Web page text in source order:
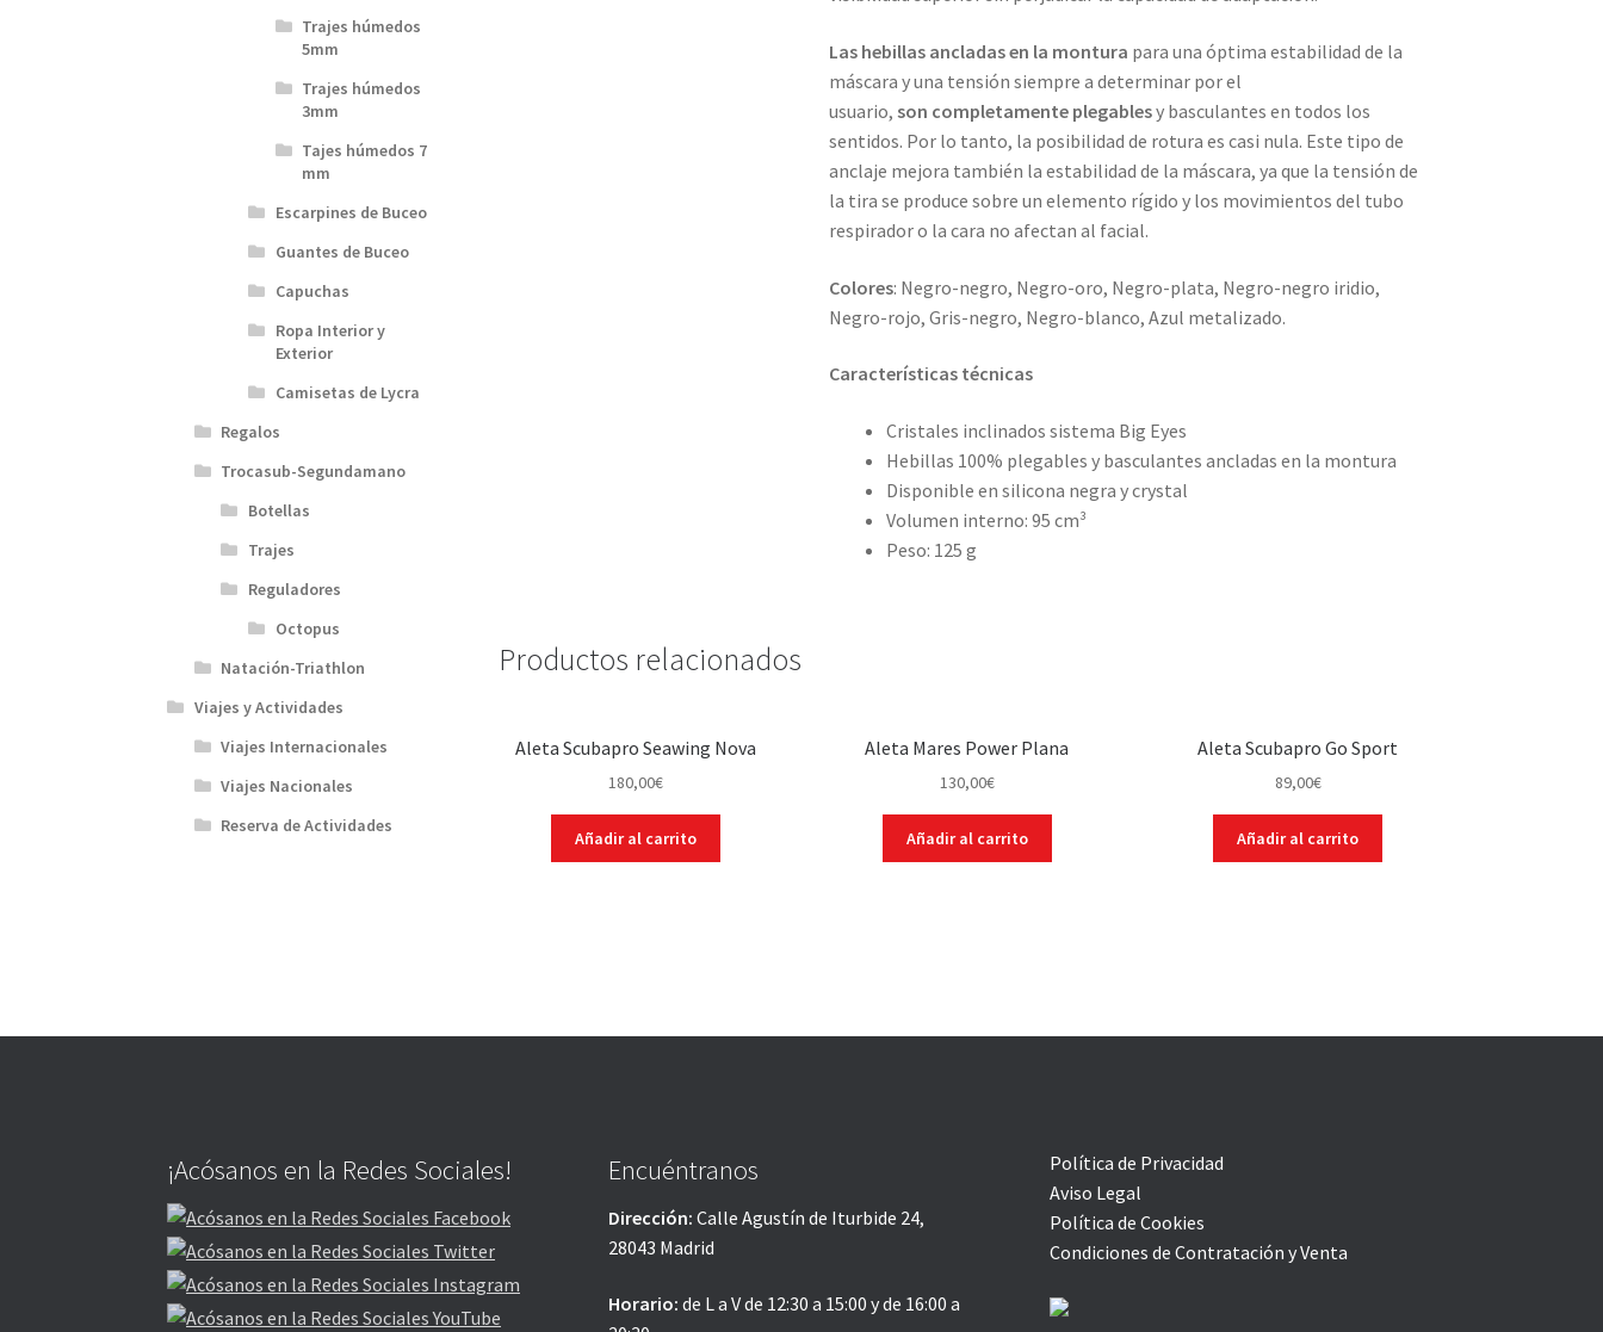
Las hebillas ancladas en la montura para una óptima estabilidad de la
máscara y una tensión siempre a determinar por el
usuario,son completamente plegablesy basculantes en todos los
sentidos. Por lo tanto, la posibilidad de rotura es casi nula. Este tipo de
anclaje mejora también la estabilidad de la máscara, ya que la tensión de
la tira se produce sobre un elemento rígido y los movimientos del tubo
respirador o la cara no afectan al facial.
Colores: Negro-negro, Negro-oro, Negro-plata, Negro-negro iridio,
Negro-rojo, Gris-negro, Negro-blanco, Azul metalizado.
Características técnicas
Cristales inclinados sistema Big Eyes
Hebillas 100% plegables y basculantes ancladas en la montura
Disponible en silicona negra y crystal
Volumen interno: 95 cm³
Peso: 125 g
Productos relacionados
Aleta Scubapro Seawing Nova
180,00€
Añadir al carrito
Aleta Mares Power Plana
130,00€
Añadir al carrito
Aleta Scubapro Go Sport
89,00€
Añadir al carrito
Trajes húmedos
5mm
Trajes húmedos
3mm
Tajes húmedos 7
mm
Escarpines de Buceo
Guantes de Buceo
Capuchas
Ropa Interior y
Exterior
Camisetas de Lycra
Regalos
Trocasub-Segundamano
Botellas
Trajes
Reguladores
Octopus
Natación-Triathlon
Viajes y Actividades
Viajes Internacionales
Viajes Nacionales
Reserva de Actividades
¡Acósanos en la Redes Sociales! Encuéntranos
Dirección:Calle Agustín de Iturbide 24,
28043 Madrid
Horario: de L a V de 12:30 a 15:00 y de 16:00 a
Política de Privacidad
Aviso Legal
Política de Cookies
Condiciones de Contratación y Venta